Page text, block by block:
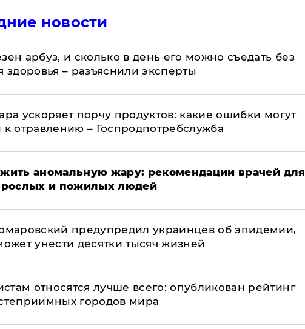
новости
арбуз, и сколько в день его можно съедать без
здоровья – разъяснили эксперты
ускоряет порчу продуктов: какие ошибки могут
к отравлению – Госпродпотребслужба
аномальную жару: рекомендации врачей для
и пожилых людей
предупредил украинцев об эпидемии,
унести десятки тысяч жизней
относятся лучше всего: опубликован рейтинг
городов мира